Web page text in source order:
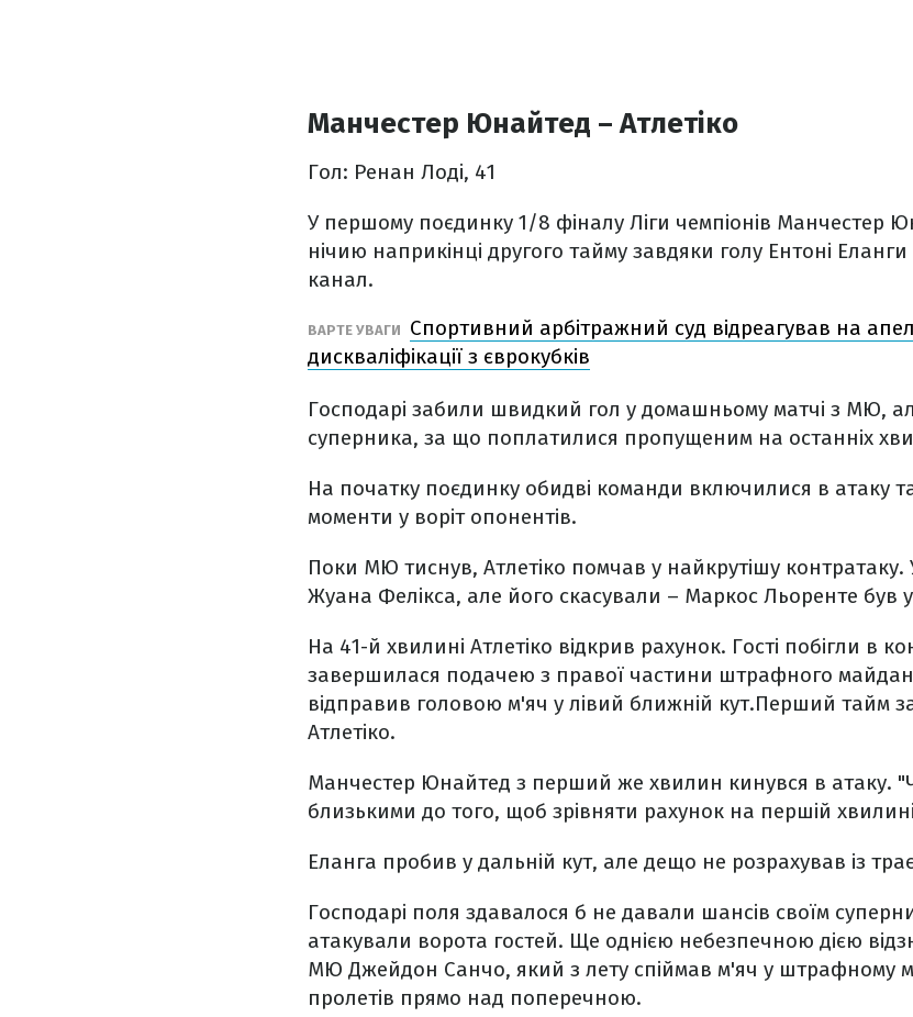
Манчестер Юнайтед – Атлетіко
Гол: Ренан Лоді, 41
У першому поєдинку 1/8 фіналу Ліги чемпіонів Манчестер
нічию наприкінці другого тайму завдяки голу Ентоні Еланги
канал.
ВАРТЕ УВАГИ
Спортивний арбітражний суд відреагував на
дискваліфікації з єврокубків
Господарі забили швидкий гол у домашньому матчі з МЮ,
суперника, за що поплатилися пропущеним на останніх
На початку поєдинку обидві команди включилися в атаку
моменти у воріт опонентів.
Поки МЮ тиснув, Атлетіко помчав у найкрутішу
Жуана Фелікса, але його скасували – Маркос Льоренте був
На 41-й хвилині Атлетіко відкрив рахунок. Гості побігли в
завершилася подачею з правої частини штрафного
відправив головою м'яч у лівий ближній кут.Перший тайм
Атлетіко.
Манчестер Юнайтед з перший же хвилин кинувся в атаку.
близькими до того, щоб зрівняти рахунок на першій
Еланга пробив у дальній кут, але дещо не розрахував із
Господарі поля здавалося б не давали шансів своїм
атакували ворота гостей. Ще однією небезпечною дією
МЮ Джейдон Санчо, який з лету спіймав м'яч у штрафному
пролетів прямо над поперечною.